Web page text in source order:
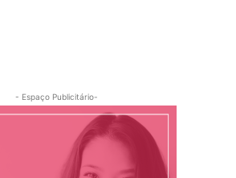
- Espaço Publicitário-